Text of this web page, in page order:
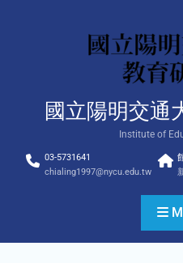
國立陽明交通
Institute of
03-5731641
chialing1997@nycu.edu.tw